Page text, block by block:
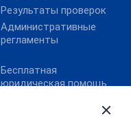
Результаты проверок
Административные
регламенты
Бесплатная
юридическая помощь
антитеррористической